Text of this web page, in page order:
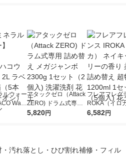
ルウォー
Wate
ータ
アタックゼロ（Attack
ZERO) ドラム式専用
詰め替え メガジャン
5,820円
フレアフレグ
ROKA（イロ
イキッドリリ
6,582円
汚れ落とし・ひび割れ補修・フィル